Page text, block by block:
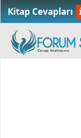
Kitap Cevapları